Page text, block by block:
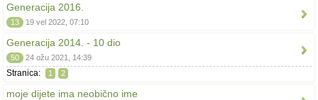
Generacija 2016.
13 19 vel 2022, 07:10
Generacija 2014. - 10 dio
50 24 ožu 2021, 14:39
Stranica: 1 2
moje dijete ima neobično ime